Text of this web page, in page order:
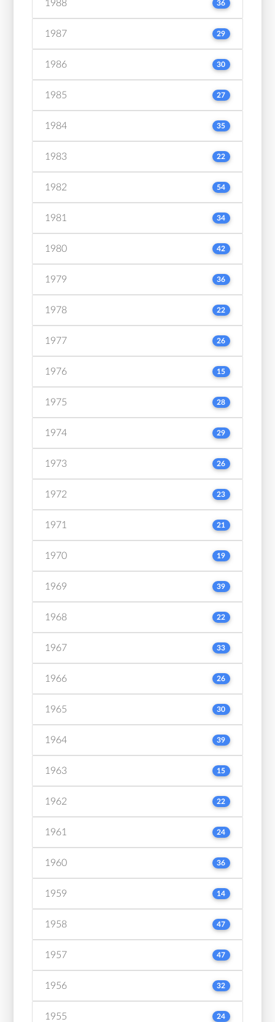
1988 36
1987 29
1986 30
1985 27
1984 35
1983 22
1982 54
1981 34
1980 42
1979 36
1978 22
1977 26
1976 15
1975 28
1974 29
1973 26
1972 23
1971 21
1970 19
1969 39
1968 22
1967 33
1966 26
1965 30
1964 39
1963 15
1962 22
1961 24
1960 36
1959 14
1958 47
1957 47
1956 32
1955 24